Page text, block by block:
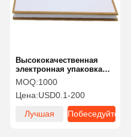
Высококачественная
электронная упаковка
продуктов
MOQ:1000
Цена:USD0.1-200
Лучшая
Побеседуйте